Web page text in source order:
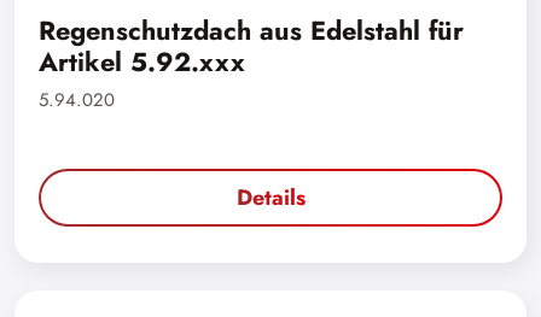
Regenschutzdach aus Edelstahl für
Artikel 5.92.xxx
5.94.020
Details